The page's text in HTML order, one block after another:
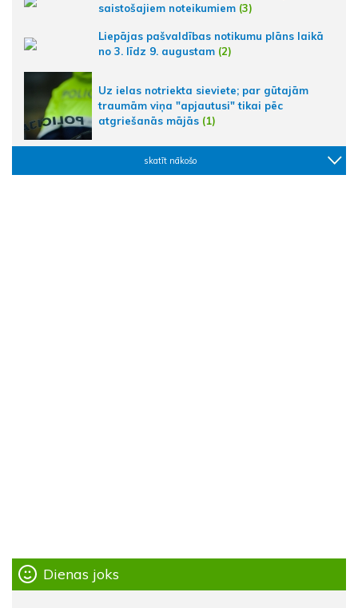
saistošajiem noteikumiem (3)
Liepājas pašvaldības notikumu plāns laikā
no 3. līdz 9. augustam (2)
Uz ielas notriekta sieviete; par gūtajām
traumām viņa "apjautusi" tikai pēc
atgriešanās mājās (1)
skatīt nākošo
Dienas joks